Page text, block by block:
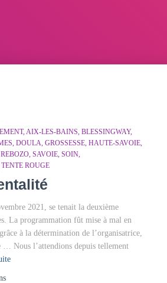
AIX-LES-BAINS BLESSINGWAY
DOULA GROSSESSE HAUTE-SAVOIE
REBOZO SAVOIE SOIN
TENTE ROUGE
2021, se tenait la deuxième
La programmation fût mise à mal en
à la détermination de l’organisatrice,
… Nous l’attendions depuis tellement